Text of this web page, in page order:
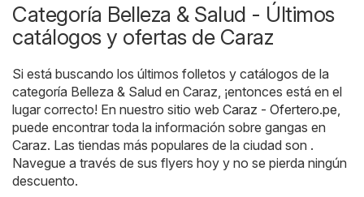
Categoría Belleza & Salud - Últimos
catálogos y ofertas de Caraz
Si está buscando los últimos folletos y catálogos de la
categoría Belleza & Salud en Caraz, ¡entonces está en el
lugar correcto! En nuestro sitio web Caraz - Ofertero.pe
puede encontrar toda la información sobre gangas en
Caraz. Las tiendas más populares de la ciudad son .
Navegue a través de sus flyers hoy y no se pierda ningún
descuento.